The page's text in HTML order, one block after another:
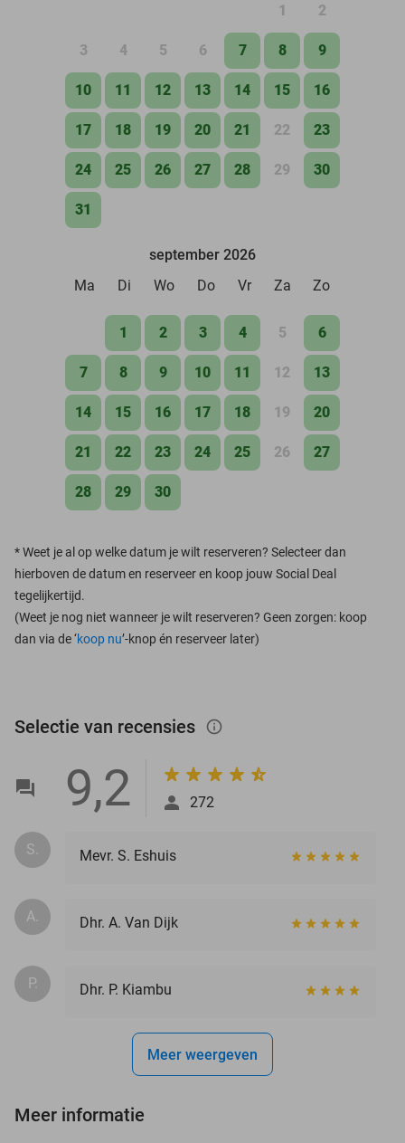
1 2
3 4 5 6 7 8 9
10 11 12 13 14 15 16
17 18 19 20 21 22 23
24 25 26 27 28 29 30
31
september 2026
Ma
Di Wo Do Vr Za Zo
1 2 3 4 5 6
7 8 9 10 11 12 13
14 15 16 17 18 19 20
21 22 23 24 25 26 27
28 29 30
*Weet je al op welke datum je wilt reserveren? Selecteer dan
hierboven de datum en reserveer en koop jouw Social Deal
tegelijkertijd.
(Weet je nog niet wanneer je wilt reserveren? Geen zorgen: koop
dan via de ‘koop nu’-knop én reserveer later)
Selectie van recensies info_outlined
9,2 272
S. Mevr. S. Eshuis
A. Dhr. A. Van Dijk
P. Dhr. P. Kiambu
Meer weergeven
Meer informatie